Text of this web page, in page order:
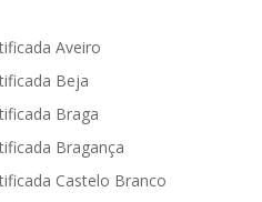
Aveiro
Beja
Braga
Bragança
Castelo Branco